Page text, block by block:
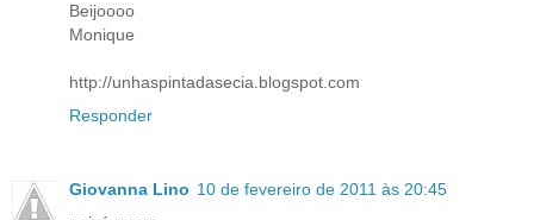
Beijoooo
Monique
http://unhaspintadasecia.blogspot.com
Responder
Giovanna Lino 10 de fevereiro de 2011 às 20:45